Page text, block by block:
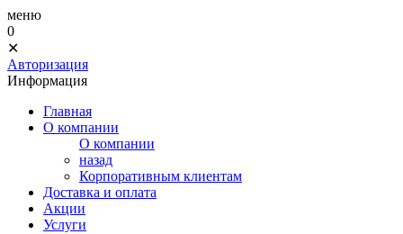
меню
0
✕
Авторизация
Информация
Главная
О компании
О компании
назад
Корпоративным клиентам
Доставка и оплата
Акции
Услуги